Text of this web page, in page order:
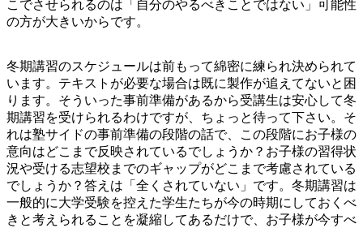
こでさせられるのは「自分のやるべきことではない」可能性
の方が大きいからです。
冬期講習のスケジュールは前もって綿密に練られ決められて
います。テキストが必要な場合は既に製作が追えてないと困
ります。そういった事前準備があるから受講生は安心して冬
期講習を受けられるわけですが、ちょっと待って下さい。そ
れは塾サイドの事前準備の段階の話で、この段階にお子様の
意向はどこまで反映されているでしょうか？お子様の習得状
況や受ける志望校までのギャップがどこまで考慮されている
でしょうか？答えは「全くされていない」です。冬期講習は
一般的に大学受験を控えた学生たちが今の時期にしておくべ
きと考えられることを凝縮してあるだけで、お子様が今すべ